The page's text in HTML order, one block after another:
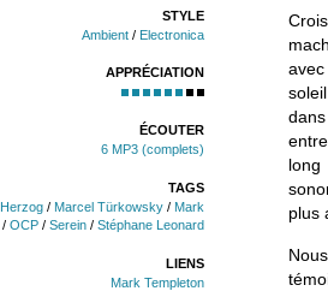
STYLE
Ambient / Electronica
APPRÉCIATION
ÉCOUTER
6 MP3 (complets)
TAGS
Herzog / Marcel Türkowsky / Mark
/ OCP / Serein / Stéphane Leonard
LIENS
Mark Templeton
plus